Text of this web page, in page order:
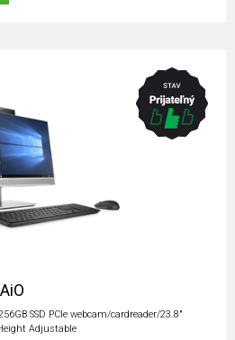
SSD PCIe webcam/cardreader/23.8"
Adjustable